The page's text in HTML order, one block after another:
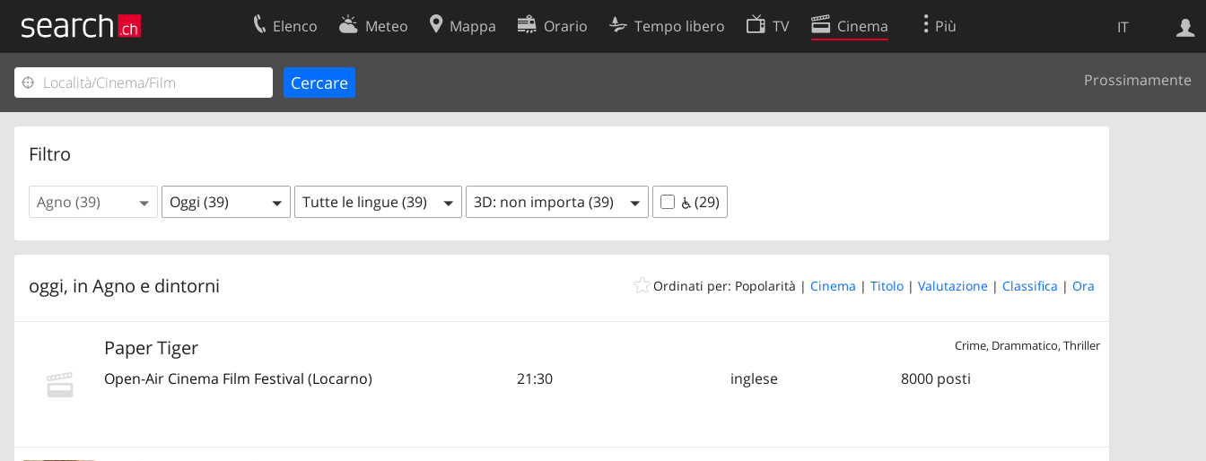
IT
Elenco Meteo Mappa Orario Tempo libero TV Cinema Più
Prossimamente
Filtro
Agno (39) Oggi (39) Tutte le lingue (39) 3D: non importa (39) (29)
Ordinati per: Popolarità | Cinema | Titolo | Valutazione | Classifica | Ora
oggi, in Agno e dintorni
Crime, Drammatico, Thriller
Paper Tiger
Open-Air Cinema Film Festival (Locarno) 21:30 inglese 8000 posti
Il vostro profolio
Area clienti
Contatti
Condizioni d’uso
Preferenze cookie